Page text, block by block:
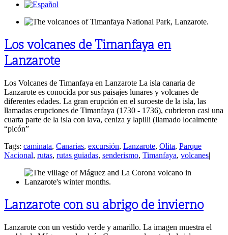
Los volcanes de Timanfaya en
Lanzarote
Los Volcanes de Timanfaya en Lanzarote La isla canaria de
Lanzarote es conocida por sus paisajes lunares y volcanes de
diferentes edades. La gran erupción en el suroeste de la isla, las
llamadas erupciones de Timanfaya (1730 - 1736), cubrieron casi una
cuarta parte de la isla con lava, ceniza y lapilli (llamado localmente
“picón”
Tags: caminata, Canarias, excursión, Lanzarote, Olita, Parque
Nacional, rutas, rutas guiadas, senderismo, Timanfaya, volcanes|
Lanzarote con su abrigo de invierno
Lanzarote con un vestido verde y amarillo. La imagen muestra el